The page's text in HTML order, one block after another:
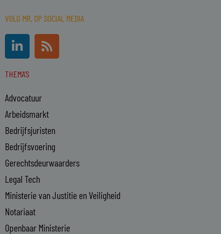
VOLG MR. OP SOCIAL MEDIA
L
i
n
k
d
i
n
-
i
n
R
s
s
THEMA'S
Advocatuur
Arbeidsmarkt
Bedrijfsjuristen
Bedrijfsvoering
Gerechtsdeurwaarders
Legal Tech
Ministerie van Justitie en Veiligheid
Notariaat
Openbaar Ministerie